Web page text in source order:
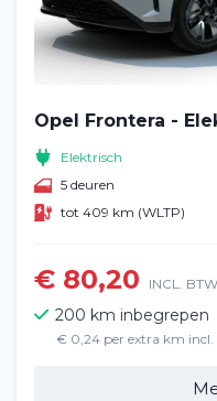
Opel Frontera -
Elektrisch
5 deuren
tot 409 km (WLTP)
€ 80,20 INCL. BTW
200 km inbegrepen
€ 0,24 per extra km incl.